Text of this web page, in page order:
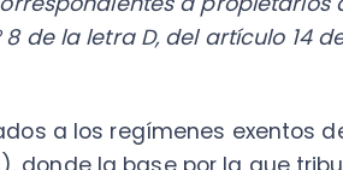
esta declaración, aquellos
RENTA 2022